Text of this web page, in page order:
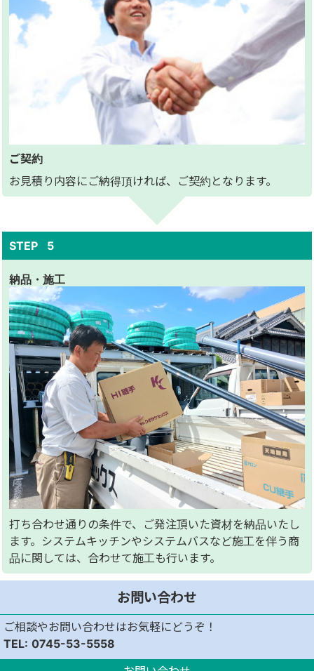
ご契約
お見積り内容にご納得頂ければ、ご契約となります。
納品・施工
打ち合わせ通りの条件で、ご発注頂いた資材を納品いたし
ます。システムキッチンやシステムバスなど施工を伴う商
品に関しては、合わせて施工も行います。
お問い合わせ
ご相談やお問い合わせはお気軽にどうぞ！
0745-53-5558